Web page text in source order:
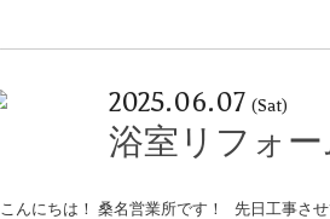
2025.06.07 (Sat)
浴室リフォー
こんにちは！ 桑名営業所です！ 先日工事さ